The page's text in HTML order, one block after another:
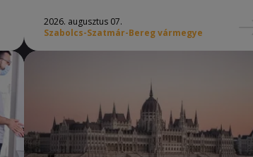
2026. augusztus 07.
Szabolcs-Szatmár-Bereg vármegye